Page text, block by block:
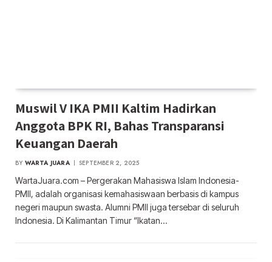
Muswil V IKA PMII Kaltim Hadirkan
Anggota BPK RI, Bahas Transparansi
Keuangan Daerah
BY WARTA JUARA SEPTEMBER 2, 2025
WartaJuara.com – Pergerakan Mahasiswa Islam Indonesia-
PMII, adalah organisasi kemahasiswaan berbasis di kampus
negeri maupun swasta. Alumni PMII juga tersebar di seluruh
Indonesia. Di Kalimantan Timur “Ikatan…